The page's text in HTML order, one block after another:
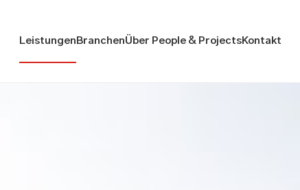
Leistungen BranchenÜber People & Projects Kontakt